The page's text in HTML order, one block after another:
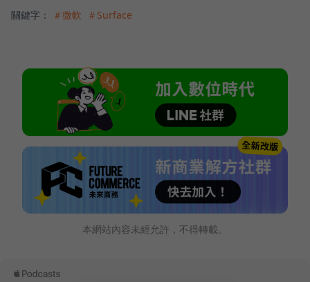
關鍵字： ＃微軟 ＃Surface
本網站內容未經允許，不得轉載。